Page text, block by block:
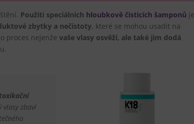
Použití speciálních hloubkově čisticích šamponů je
zbytky a nečistoty, které se mohou usadit na
proces nejenže vaše vlasy osvěží, ale také jim dodá
vlasy zbaví